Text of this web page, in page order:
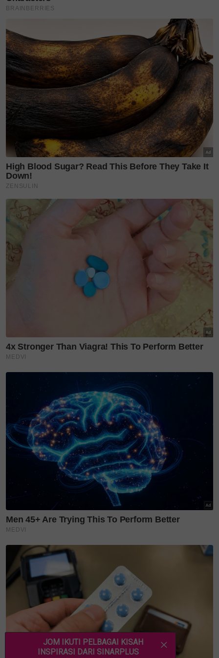
Hospital rumah kedua
Menyingkap kembali fasa perubahan kesihatan
ibunya, pelantun lagu Seadanya Aku itu mengakui
detik-detik awal kesihatan Mak Jenny semakin
merudum adalah perkara paling sukar untuk
diterima dan diingat kembali.
Daripada seorang wanita yang sentiasa aktif dan
menjadi tunjang kekuatan keluarga, kini rutin harian
mereka sekeluarga mula berubah apabila hospital
menjadi tempat yang paling kerap dikunjungi demi
memastikan Mak Jenny mendapat rawatan terbaik.
"Inilah bahagian yang paling aku tak sanggup tengok
dan bahagian yang paling aku tak suka untuk ingat
"Kesihatan mak perlahan-lahan merosot daripada
seorang wanita yang sentiasa aktif, yang sentiasa
menjadi penguat keluarga.
"Dulu, sekarang hospital mula jadi tempat yang
kerap kami pergi. Rawatan demi rawatan dan sejak
hari tu, aku mula sedar tak ada siapa yang akan kekal
kuat selama-lamanya.
"Rindu, ya ALLAH. Rindunya saat-saat gelak
ketawanya," ujar bekas finalis Akademi Fantasia
musim keenam (AF6) itu lagi.
Berdoa dalam diam
Lebih menyedihkan, Nubhan berkongsi bahawa